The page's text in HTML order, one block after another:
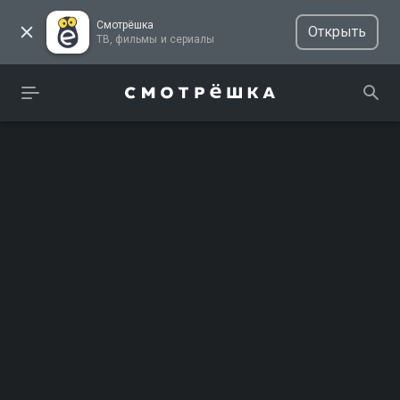
Смотрёшка
ТВ, фильмы и сериалы
Открыть